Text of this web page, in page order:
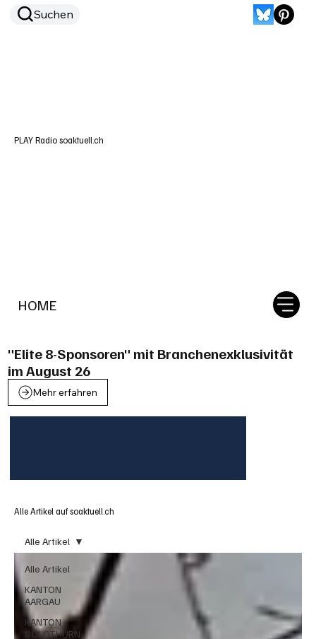
HOME
Suchen
PLAY Radio soaktuell.ch
"Elite 8-Sponsoren" mit Branchenexklusivität
im August 26
Mehr erfahren
Alle Artikel auf soaktuell.ch
Alle Artikel
KANTON
AARGAU
KANTON
SOLOTHURN
Alle Artikel